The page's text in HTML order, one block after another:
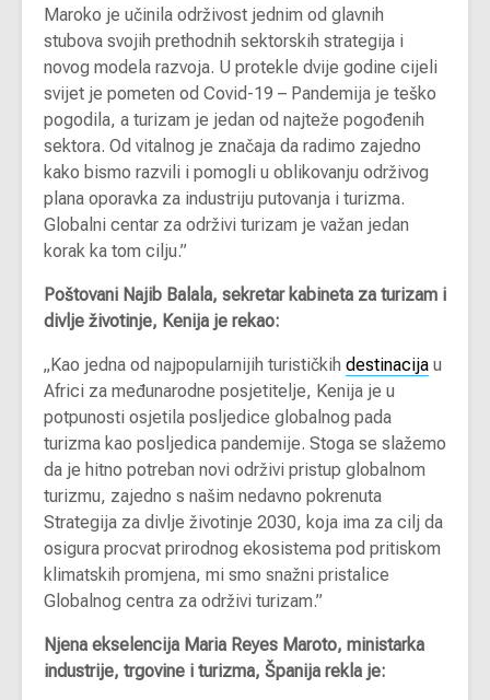
Maroko je učinila održivost jednim od glavnih
stubova svojih prethodnih sektorskih strategija i
novog modela razvoja. U protekle dvije godine cijeli
svijet je pometen od Covid-19 – Pandemija je teško
pogodila, a turizam je jedan od najteže pogođenih
sektora. Od vitalnog je značaja da radimo zajedno
kako bismo razvili i pomogli u oblikovanju održivog
plana oporavka za industriju putovanja i turizma.
Globalni centar za održivi turizam je važan jedan
korak ka tom cilju.”
Poštovani Najib Balala, sekretar kabineta za turizam i
divlje životinje, Kenija je rekao:
„Kao jedna od najpopularnijih turističkih destinacija u
Africi za međunarodne posjetitelje, Kenija je u
potpunosti osjetila posljedice globalnog pada
turizma kao posljedica pandemije. Stoga se slažemo
da je hitno potreban novi održivi pristup globalnom
turizmu, zajedno s našim nedavno pokrenuta
Strategija za divlje životinje 2030, koja ima za cilj da
osigura procvat prirodnog ekosistema pod pritiskom
klimatskih promjena, mi smo snažni pristalice
Globalnog centra za održivi turizam.”
Njena ekselencija Maria Reyes Maroto, ministarka
industrije, trgovine i turizma, Španija rekla je: